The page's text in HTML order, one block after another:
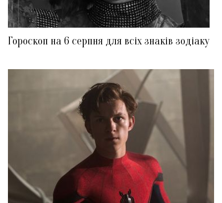
Гороскоп на 6 серпня для всіх знаків зодіаку